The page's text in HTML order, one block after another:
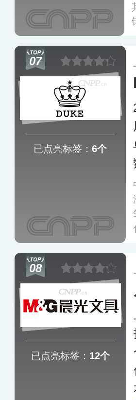
07
已点亮标签： 6个
08
已点亮标签： 12个